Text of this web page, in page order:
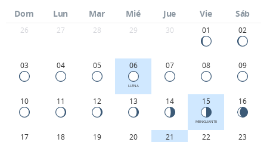
Dom Lun Mar Mié Jue Vie Sáb
26 27 28 29 30 01 02
03 04 05 06
LLENA
07 08 09
10 11 12 13 14 15
MENGUANTE
16
17 18 19 20 21 22 23